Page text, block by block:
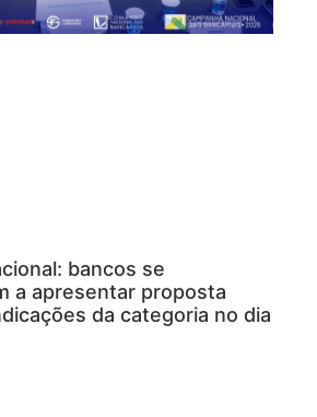
bancos se
a apresentar proposta
da categoria no dia